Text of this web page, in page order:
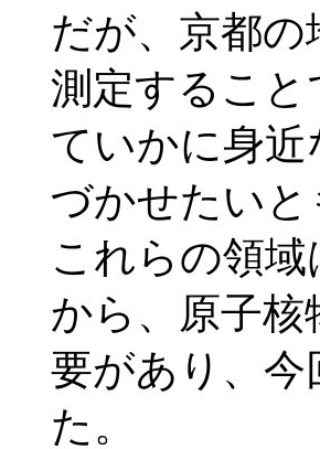
だが、京都
測定するこ
ていかに身
づかせたい
これらの領
から、原子核
要があり、
た。